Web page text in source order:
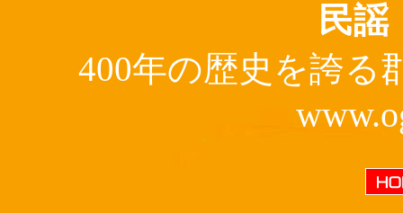
民謡
400年の歴史を誇る